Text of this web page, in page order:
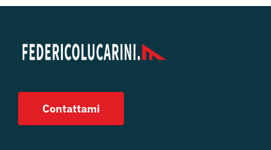
Contattami